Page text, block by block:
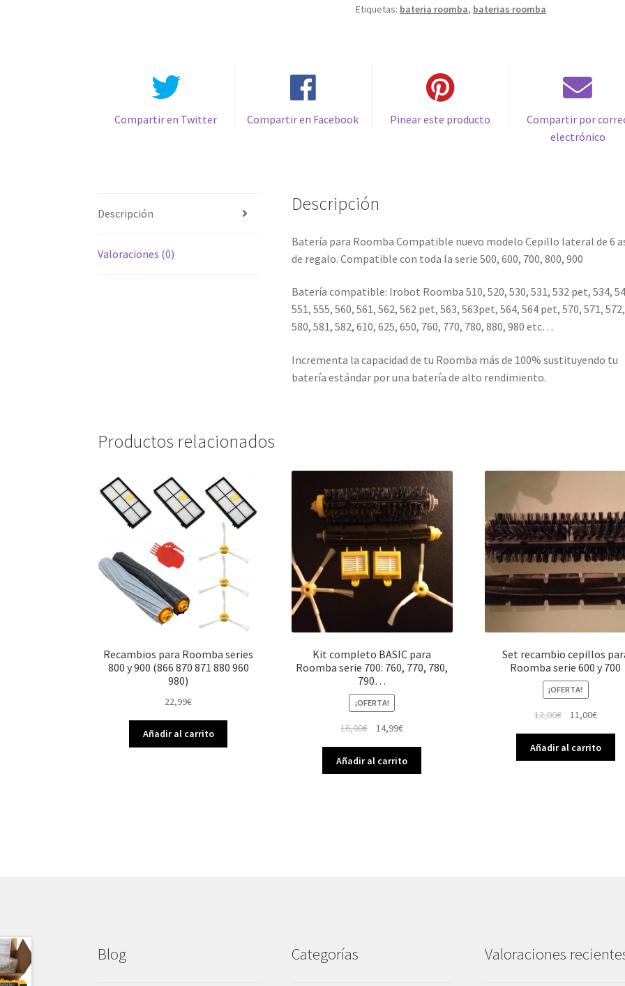
series
(5000mah)
Etiquetas: bateria roomba, baterias roomba
Compartir en Twitter Compartir en Facebook Pinear este producto
Compartir por
electrónico
Descripción
Valoraciones (0)
Descripción
Batería para Roomba Compatible nuevo modelo Cepillo lateral de 6
de regalo. Compatible con toda la serie 500, 600, 700, 800, 900
Batería compatible: Irobot Roomba 510, 520, 530, 531, 532 pet, 534,
551, 555, 560, 561, 562, 562 pet, 563, 563pet, 564, 564 pet, 570, 571, 572,
580, 581, 582, 610, 625, 650, 760, 770, 780, 880, 980 etc…
Incrementa la capacidad de tu Roomba más de 100% sustituyendo tu
batería estándar por una batería de alto rendimiento.
Productos relacionados
Recambios para Roomba series
800 y 900 (866 870 871 880 960
980)
22,99€
Añadir al carrito
Kit completo BASIC para
Roomba serie 700: 760, 770, 780,
790…
¡OFERTA!
16,00€
original
era:
14,99€El
actual
es:
Añadir al carrito
Set recambio cepillos
Roomba serie 600 y 700
¡OFERTA!
12,00€
original
era:
11,00€El
actual
es:
Añadir al carrito
Blog Categorías Valoraciones